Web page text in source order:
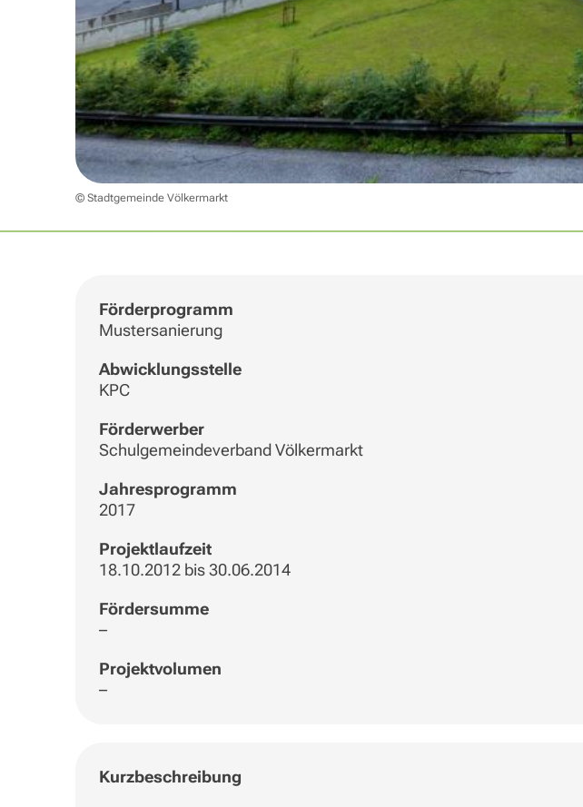
© Stadtgemeinde Völkermarkt
Förderprogramm
Mustersanierung
Abwicklungsstelle
KPC
Förderwerber
Schulgemeindeverband Völkermarkt
Jahresprogramm
2017
Projektlaufzeit
18.10.2012 bis 30.06.2014
Fördersumme
–
Projektvolumen
–
Kurzbeschreibung